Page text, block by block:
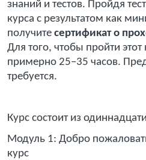
знаний и тестов. Пройдя
курса с результатом как
получите сертификат о
Для того, чтобы пройти этот
примерно 25–35 часов.
требуется.
Курс состоит из
Модуль 1: Добро
курс